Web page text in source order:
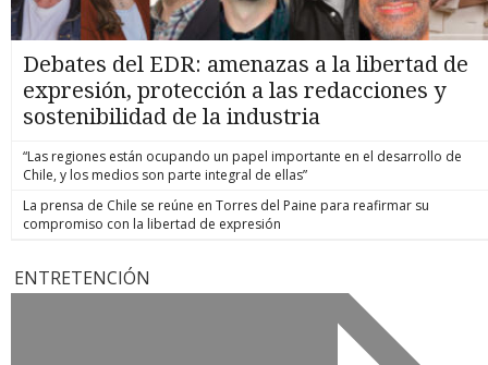
Debates del EDR: amenazas a la libertad de
expresión, protección a las redacciones y
sostenibilidad de la industria
“Las regiones están ocupando un papel importante en el desarrollo de
Chile, y los medios son parte integral de ellas”
La prensa de Chile se reúne en Torres del Paine para reafirmar su
compromiso con la libertad de expresión
ENTRETENCIÓN